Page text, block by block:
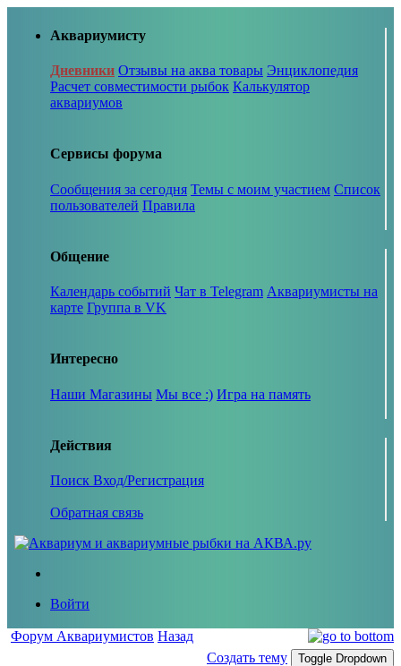
Аквариумисту
Дневники Отзывы на аква товары Энциклопедия
Расчет совместимости рыбок Калькулятор
аквариумов
Сервисы форума
Сообщения за сегодня Темы с моим участием Список
пользователей Правила
Общение
Календарь событий Чат в Telegram Аквариумисты на
карте Группа в VK
Интересно
Наши Магазины Мы все :) Игра на память
Действия
Поиск Вход/Регистрация
Обратная связь
Войти
Форум Аквариумистов Назад
Создать тему
Toggle Dropdown